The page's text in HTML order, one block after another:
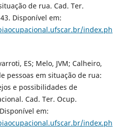
de rua. Cad. Ter.
Disponível em:
ES; Melo, JVM; Calheiro,
pessoas em situação de rua:
e possibilidades de
Cad. Ter. Ocup.
em: